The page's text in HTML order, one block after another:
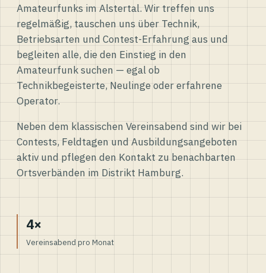
Amateurfunks im Alstertal. Wir treffen uns
regelmäßig, tauschen uns über Technik,
Betriebsarten und Contest-Erfahrung aus und
begleiten alle, die den Einstieg in den
Amateurfunk suchen — egal ob
Technikbegeisterte, Neulinge oder erfahrene
Operator.
Neben dem klassischen Vereinsabend sind wir bei
Contests, Feldtagen und Ausbildungsangeboten
aktiv und pflegen den Kontakt zu benachbarten
Ortsverbänden im Distrikt Hamburg.
4×
Vereinsabend pro Monat